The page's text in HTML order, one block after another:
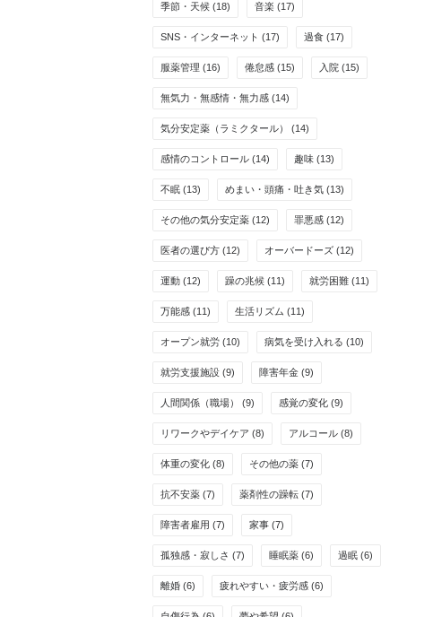
季節・天候 (18) 音楽 (17)
SNS・インターネット (17) 過食 (17)
服薬管理 (16) 倦怠感 (15) 入院 (15)
無気力・無感情・無力感 (14)
気分安定薬（ラミクタール） (14)
感情のコントロール (14) 趣味 (13)
不眠 (13) めまい・頭痛・吐き気 (13)
その他の気分安定薬 (12) 罪悪感 (12)
医者の選び方 (12) オーバードーズ (12)
運動 (12) 躁の兆候 (11) 就労困難 (11)
万能感 (11) 生活リズム (11)
オープン就労 (10) 病気を受け入れる (10)
就労支援施設 (9) 障害年金 (9)
人間関係（職場） (9) 感覚の変化 (9)
リワークやデイケア (8) アルコール (8)
体重の変化 (8) その他の薬 (7)
抗不安薬 (7) 薬剤性の躁転 (7)
障害者雇用 (7) 家事 (7)
孤独感・寂しさ (7) 睡眠薬 (6) 過眠 (6)
離婚 (6) 疲れやすい・疲労感 (6)